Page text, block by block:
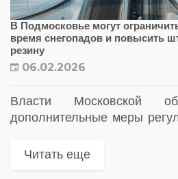
В Подмосковье могут
время снегопадов и повысить
резину
06.02.2026
Власти Московской
дополнительные меры
частности, предлагается
Читать еще